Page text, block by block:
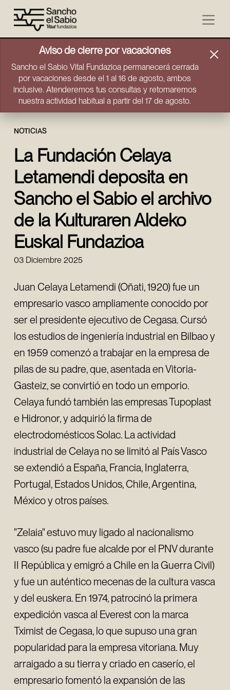
Ir directamente al contenido
Aviso de cierre por vacaciones
Sancho el Sabio Vital Fundazioa permanecerá cerrada
por vacaciones desde el 1 al 16 de agosto, ambos
inclusive. Atenderemos tus consultas y retomaremos
nuestra actividad habitual a partir del 17 de agosto.
NOTICIAS
La Fundación Celaya
Letamendi deposita en
Sancho el Sabio el archivo
de la Kulturaren Aldeko
Euskal Fundazioa
03 Diciembre 2025
Juan Celaya Letamendi (Oñati, 1920) fue un
empresario vasco ampliamente conocido por
ser el presidente ejecutivo de Cegasa. Cursó
los estudios de ingeniería industrial en Bilbao y
en 1959 comenzó a trabajar en la empresa de
pilas de su padre, que, asentada en Vitoria-
Gasteiz, se convirtió en todo un emporio.
Celaya fundó también las empresas Tupoplast
e Hidronor, y adquirió la firma de
electrodomésticos Solac. La actividad
industrial de Celaya no se limitó al País Vasco
se extendió a España, Francia, Inglaterra,
Portugal, Estados Unidos, Chile, Argentina,
México y otros países.
"Zelaia" estuvo muy ligado al nacionalismo
vasco (su padre fue alcalde por el PNV durante
II República y emigró a Chile en la Guerra Civil)
y fue un auténtico mecenas de la cultura vasca
y del euskera. En 1974, patrocinó la primera
expedición vasca al Everest con la marca
Tximist de Cegasa, lo que supuso una gran
popularidad para la empresa vitoriana. Muy
arraigado a su tierra y criado en caserío, el
empresario fomentó la expansión de las